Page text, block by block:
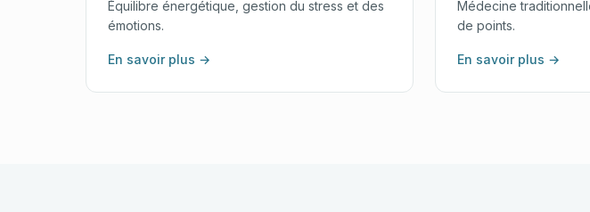
Équilibre énergétique, gestion du stress et des
émotions.
En savoir plus →
Médecine
de points.
En savoir plus →